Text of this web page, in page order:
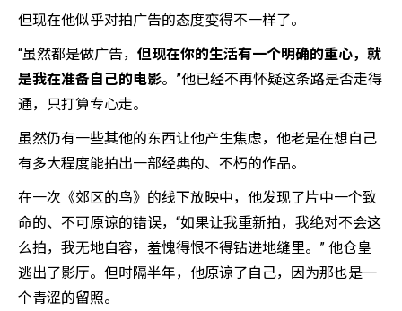
但现在他似乎对拍广告的态度变得不一样了。
“虽然都是做广告， 但现在你的生活有一个明确的重心，就
是我在准备自己的电影。”他已经不再怀疑这条路是否走得
通，只打算专心走。
虽然仍有一些其他的东西让他产生焦虑，他老是在想自己
有多大程度能拍出一部经典的、不朽的作品。
在一次《郊区的鸟》的线下放映中，他发现了片中一个致
命的、不可原谅的错误，“如果让我重新拍，我绝对不会这
么拍，我无地自容，羞愧得恨不得钻进地缝里。” 他仓皇
逃出了影厅。但时隔半年，他原谅了自己，因为那也是一
个青涩的留照。